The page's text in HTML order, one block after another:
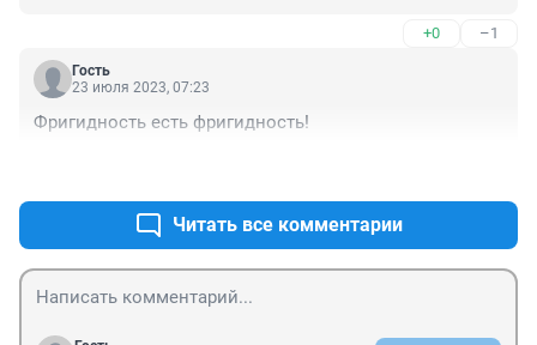
+0 –1
Гость
23 июля 2023, 07:23
Фригидность есть фригидность!
Читать все комментарии